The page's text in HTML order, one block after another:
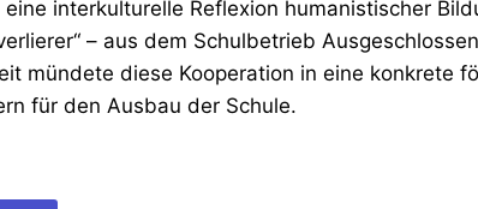
interkulturelle Reflexion humanistischer
– aus dem Schulbetrieb
mündete diese Kooperation in eine konkrete
für den Ausbau der Schule.